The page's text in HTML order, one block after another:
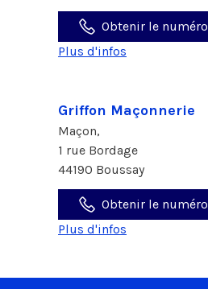
Obtenir le numéro
Plus d'infos
Griffon Maçonnerie
Maçon,
1 rue Bordage
44190 Boussay
Obtenir le numéro
Plus d'infos